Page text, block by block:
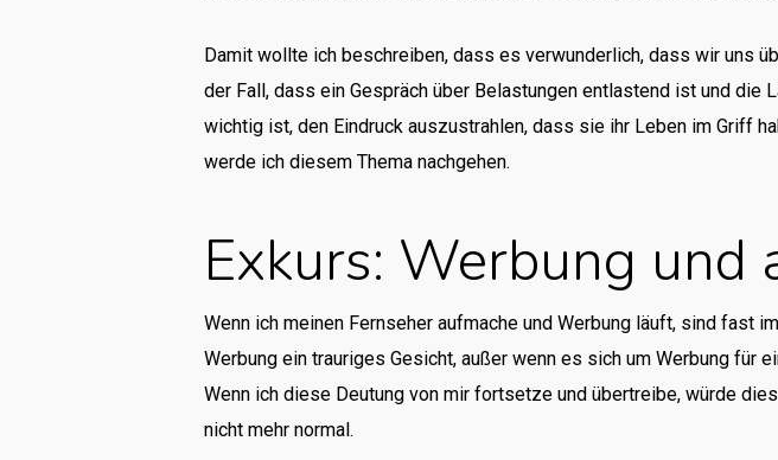
Damit wollte ich beschreiben, dass es verwunderlich, dass wir uns
der Fall, dass ein Gespräch über Belastungen entlastend ist und
wichtig ist, den Eindruck auszustrahlen, dass sie ihr Leben im Griff
werde ich diesem Thema nachgehen.
Exkurs: Werbung
Wenn ich meinen Fernseher aufmache und Werbung läuft, sind fast
Werbung ein trauriges Gesicht, außer wenn es sich um Werbung für
Wenn ich diese Deutung von mir fortsetze und übertreibe, würde
nicht mehr normal.